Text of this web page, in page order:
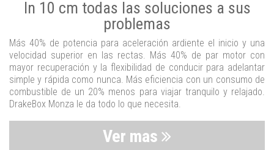
In 10 cm todas las soluciones a sus
problemas
Más 40% de potencia para aceleración ardiente el inicio y una
velocidad superior en las rectas. Más 40% de par motor con
mayor recuperación y la flexibilidad de conducir para adelantar
simple y rápida como nunca. Más eficiencia con un consumo de
combustible de un 20% menos para viajar tranquilo y relajado.
DrakeBox Monza le da todo lo que necesita.
Ver mas